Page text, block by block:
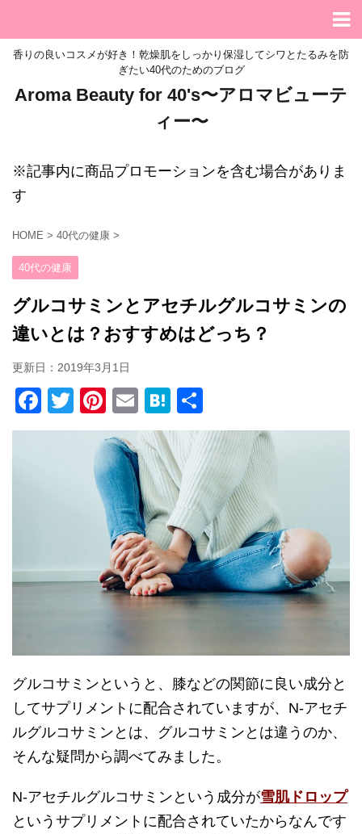
香りの良いコスメが好き！乾燥肌をしっかり保湿してシワとたるみを防
ぎたい40代のためのブログ
Aroma Beauty for 40's〜アロマビューテ
ィー〜
※記事内に商品プロモーションを含む場合がありま
す
HOME > 40代の健康 >
40代の健康
グルコサミンとアセチルグルコサミンの
違いとは？おすすめはどっち？
更新日： 2019年3月1日
F
a
k
T
wi
er
Pi
nt
er
e
st
E
m
ail
H
at
e
n
a
有
グルコサミンというと、膝などの関節に良い成分と
してサプリメントに配合されていますが、N-アセチ
ルグルコサミンとは、グルコサミンとは違うのか、
そんな疑問から調べてみました。
N-アセチルグルコサミンという成分が雪肌ドロップ
というサプリメントに配合されていたからなんです